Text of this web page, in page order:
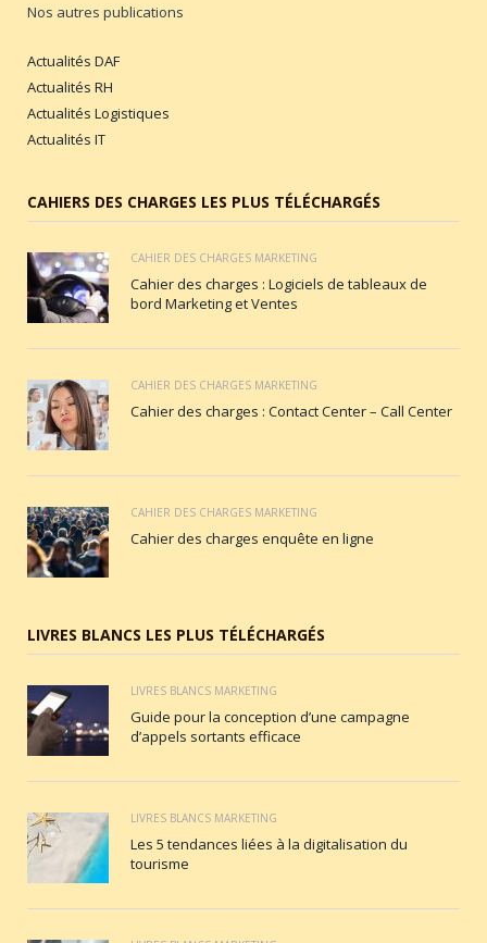
Nos autres publications
Actualités DAF
Actualités RH
Actualités Logistiques
Actualités IT
CAHIERS DES CHARGES LES PLUS TÉLÉCHARGÉS
CAHIER DES CHARGES MARKETING
Cahier des charges : Logiciels de tableaux de
bord Marketing et Ventes
CAHIER DES CHARGES MARKETING
Cahier des charges : Contact Center – Call Center
CAHIER DES CHARGES MARKETING
Cahier des charges enquête en ligne
LIVRES BLANCS LES PLUS TÉLÉCHARGÉS
LIVRES BLANCS MARKETING
Guide pour la conception d’une campagne
d’appels sortants efficace
LIVRES BLANCS MARKETING
Les 5 tendances liées à la digitalisation du
tourisme